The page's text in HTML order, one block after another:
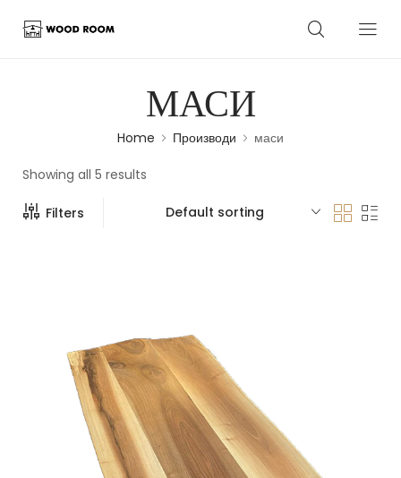
МАСИ
Home Производи маси
Showing all 5 results
Filters Default sorting